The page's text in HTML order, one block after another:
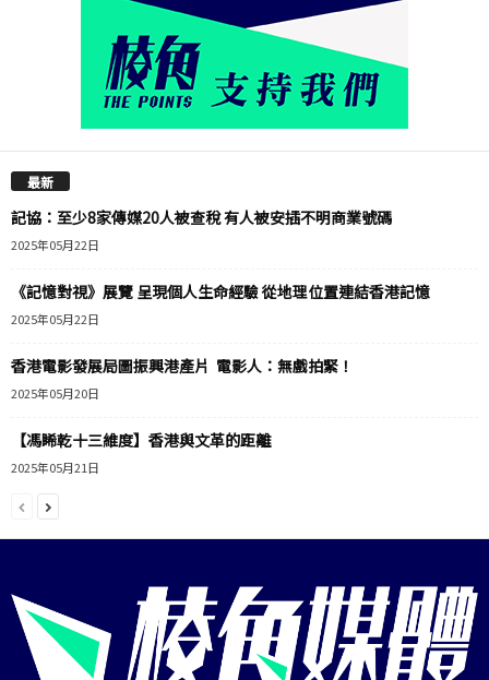
最新
記協：至少8家傳媒20人被查稅 有人被安插不明商業號碼
2025年05月22日
《記憶對視》展覽 呈現個人生命經驗 從地理位置連結香港記憶
2025年05月22日
香港電影發展局圖振興港產片 電影人：無戲拍緊！
2025年05月20日
【馮睎乾十三維度】香港與文革的距離
2025年05月21日